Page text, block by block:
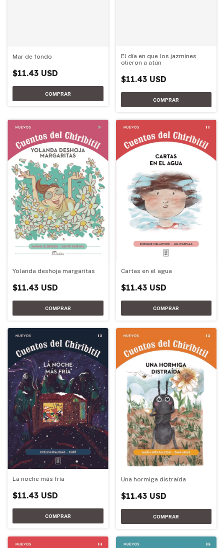
Mar de fondo
$11.43 USD
El día en que los jazmines
olieron a atún
$11.43 USD
Yolanda deshoja margaritas
$11.43 USD
Cartas en el agua
$11.43 USD
La noche más fría
$11.43 USD
Una hormiga distraída
$11.43 USD